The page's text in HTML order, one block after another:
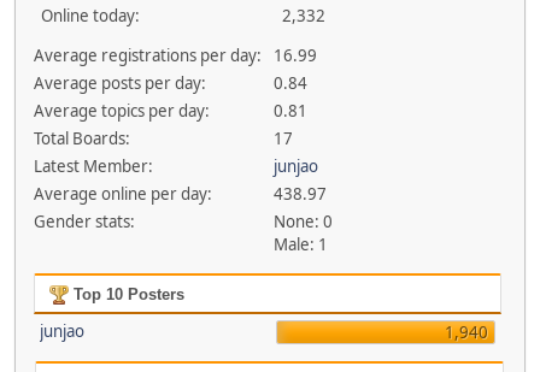
Online today:
2,332
Average registrations per day:
16.99
Average posts per day:
0.84
Average topics per day:
0.81
Total Boards:
17
Latest Member:
junjao
Average online per day:
438.97
Gender stats:
None: 0
Male: 1
Top 10 Posters
junjao 1,940